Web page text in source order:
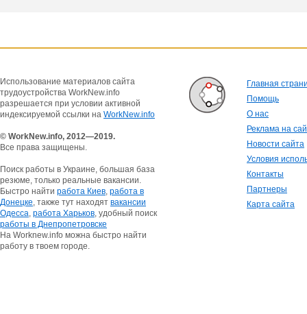
Использование материалов сайта
трудоустройства WorkNew.info
разрешается при условии активной
индексируемой ссылки на WorkNew.info
© WorkNew.info, 2012—2019.
Все права защищены.
Поиск работы в Украине, большая база
резюме, только реальные вакансии.
Быстро найти работа Киев, работа в
Донецке, также тут находят вакансии
Одесса, работа Харьков, удобный поиск
работы в Днепропетровске
На Worknew.info можна быстро найти
работу в твоем городе.
Главная
Помощь
О нас
Реклама на
Новости сайта
Условия
Контакты
Партнеры
Карта сайта